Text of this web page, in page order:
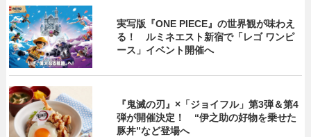
実写版『ONE PIECE』の世界観が味わえ
る！ ルミネエスト新宿で「レゴ ワンピ
ース」イベント開催へ
『鬼滅の刃』×「ジョイフル」第3弾＆第4
弾が開催決定！ “伊之助の好物を乗せた
豚丼”など登場へ